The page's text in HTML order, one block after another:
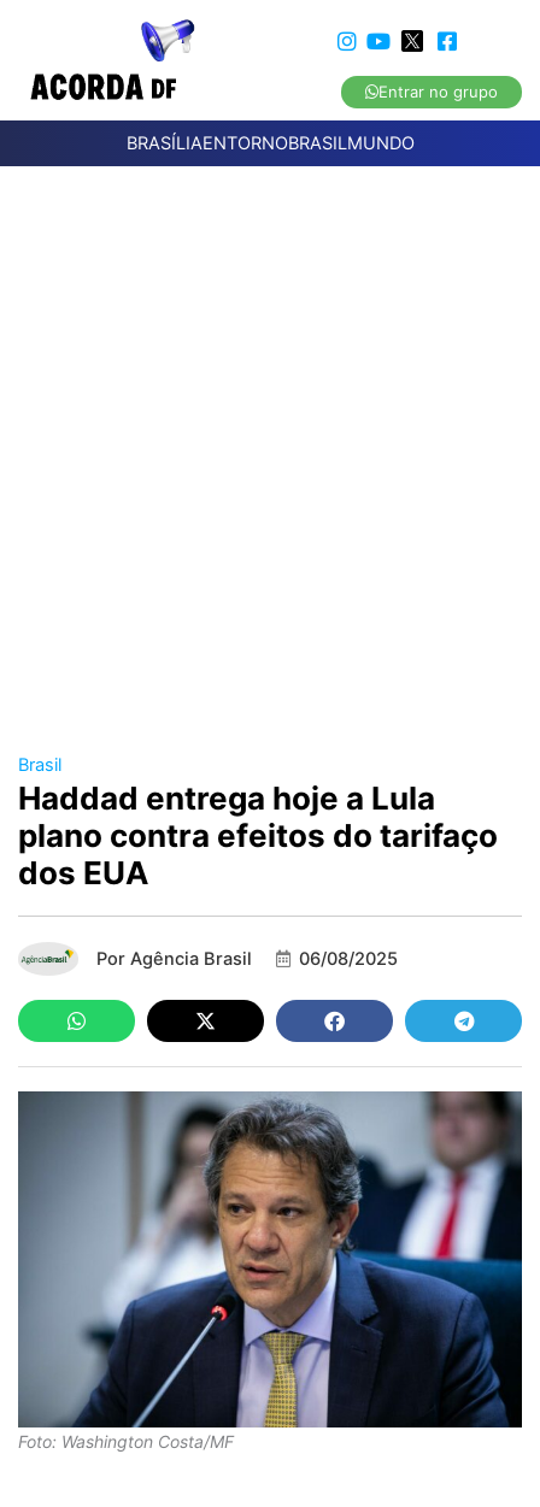
Entrar no grupo
BRASÍLIAENTORNOBRASILMUNDO
Brasil
Haddad entrega hoje a Lula
plano contra efeitos do tarifaço
dos EUA
Por Agência Brasil 06/08/2025
Foto: Washington Costa/MF